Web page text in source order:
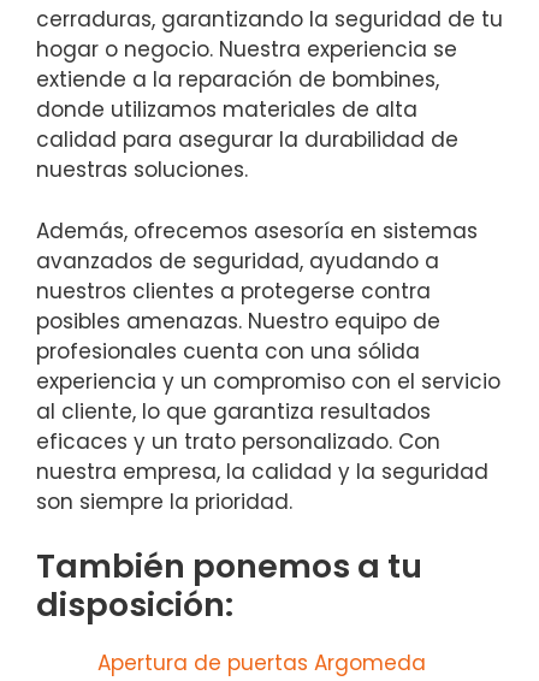
cerraduras, garantizando la seguridad de tu
hogar o negocio. Nuestra experiencia se
extiende a la reparación de bombines,
donde utilizamos materiales de alta
calidad para asegurar la durabilidad de
nuestras soluciones.
Además, ofrecemos asesoría en sistemas
avanzados de seguridad, ayudando a
nuestros clientes a protegerse contra
posibles amenazas. Nuestro equipo de
profesionales cuenta con una sólida
experiencia y un compromiso con el servicio
al cliente, lo que garantiza resultados
eficaces y un trato personalizado. Con
nuestra empresa, la calidad y la seguridad
son siempre la prioridad.
También ponemos a tu
disposición:
Apertura de puertas Argomeda